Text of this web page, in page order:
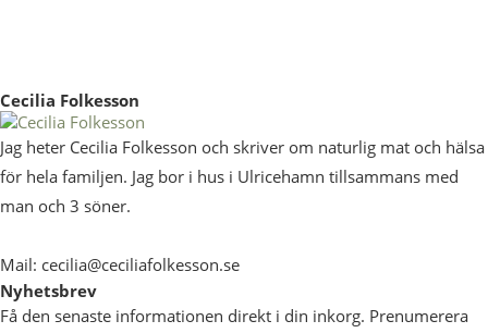
Cecilia Folkesson
Jag heter Cecilia Folkesson och skriver om naturlig mat och hälsa
för hela familjen. Jag bor i hus i Ulricehamn tillsammans med
man och 3 söner.
Mail: cecilia@ceciliafolkesson.se
Nyhetsbrev
Få den senaste informationen direkt i din inkorg. Prenumerera